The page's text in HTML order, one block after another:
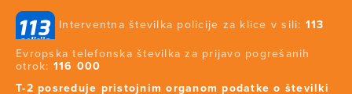
Interventna številka policije za klice v sili: 113
Evropska telefonska številka za prijavo pogrešanih
otrok: 116 000
T-2 posreduje pristojnim organom podatke o številki